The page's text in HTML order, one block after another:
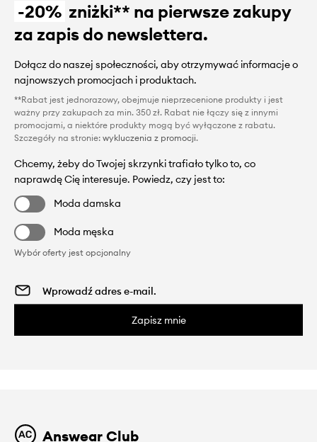
-20% zniżki** na pierwsze zakupy
za zapis do newslettera.
Dołącz do naszej społeczności, aby otrzymywać informacje o
najnowszych promocjach i produktach.
**Rabat jest jednorazowy, obejmuje nieprzecenione produkty i jest
ważny przy zakupach za min. 350 zł. Rabat nie łączy się z innymi
promocjami, a niektóre produkty mogą być wyłączone z rabatu.
Szczegóły na stronie: wykluczenia z promocji.
Chcemy, żeby do Twojej skrzynki trafiało tylko to, co
naprawdę Cię interesuje. Powiedz, czy jest to:
Moda damska
Moda męska
Wybór oferty jest opcjonalny
Zapisz mnie
Answear Club